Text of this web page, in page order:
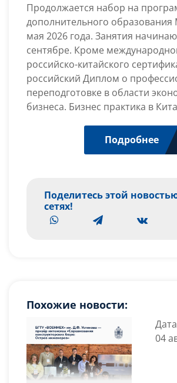
программе
МВАЕ
2026
Продолжается набор на
дополнительного образования
мая 2026 года. Занятия
сентябре. Кроме
российско-китайского
российский Диплом о
переподготовке в области
бизнеса. Бизнес практика в
Подробнее
Поделитесь этой
сетях!
Похожие новости:
04